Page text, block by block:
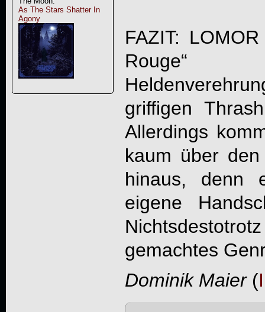
As The Stars Shatter In
Agony
FAZIT: LOMOR
Rouge“
griffigen
Allerdings
kaum über
hinaus, denn
eigene
gemachtes
Dominik Maier(